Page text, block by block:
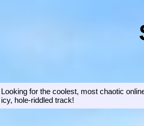
Looking for the coolest, most chaotic
icy, hole-riddled track!